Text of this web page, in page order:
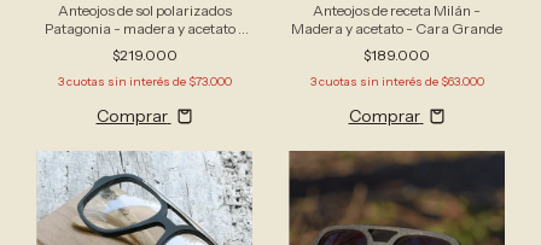
Anteojos de sol polarizados
Patagonia - madera y acetato -
estilo aviador
$219.000
3cuotas sin interés de $73.000
Comprar
Anteojos de receta Milán -
Madera y acetato - Cara Grande
$189.000
3cuotas sin interés de $63.000
Comprar